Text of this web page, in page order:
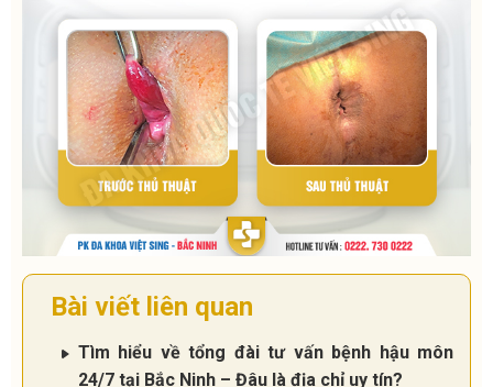
Bài viết liên quan
Tìm hiểu về tổng đài tư vấn bệnh hậu môn
24/7 tại Bắc Ninh – Đâu là địa chỉ uy tín?